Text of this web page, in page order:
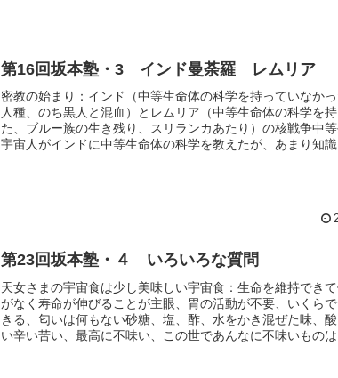
第16回坂本塾・3 インド曼荼羅 レムリア
密教の始まり：インド（中等生命体の科学を持っていなか
人種、のち黒人と混血）とレムリア（中等生命体の科学を
た、ブルー族の生き残り、スリランカあたり）の核戦争中
宇宙人がインドに中等生命体の科学を教えたが、あまり知
第23回坂本塾・４ いろいろな質問
天女さまの宇宙食は少し美味しい宇宙食：生命を維持でき
がなく寿命が伸びることが主眼、胃の活動が不要、いくら
きる、匂いは何もない砂糖、塩、酢、水をかき混ぜた味、
い辛い苦い、最高に不味い、この世であんなに不味いものは